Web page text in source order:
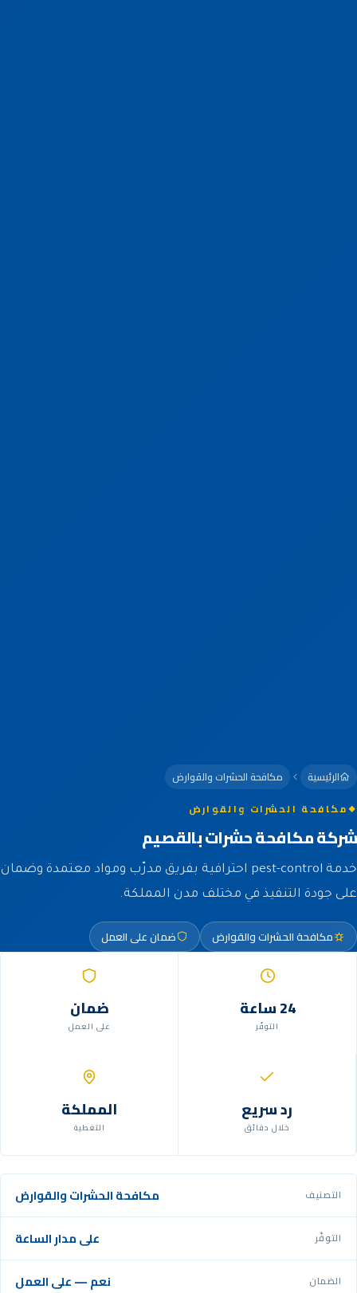
الرئيسية مكافحة الحشرات والقوارض
مكافحة الحشرات والقوارض
شركة مكافحة حشرات بالقصيم
خدمة pest-control احترافية بفريق مدرّب ومواد معتمدة وضمان
على جودة التنفيذ في مختلف مدن المملكة.
مكافحة الحشرات والقوارض ضمان على العمل
24 ساعة
التوفّر
ضمان
على العمل
رد سريع
خلال دقائق
المملكة
التغطية
التصنيف مكافحة الحشرات والقوارض
التوفّر على مدار الساعة
الضمان نعم — على العمل